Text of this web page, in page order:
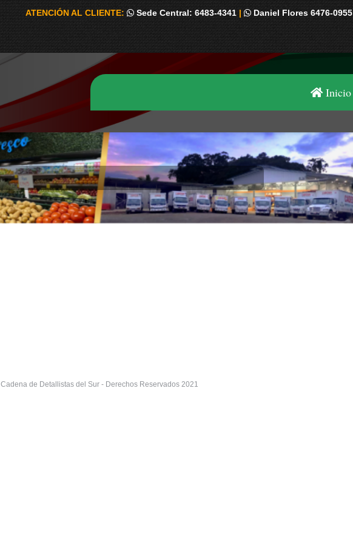
ATENCIÓN AL CLIENTE: Sede Central: 6483-4341 | Daniel Flores 6476-0955
Inicio
Estás aquí:
Cadena de Detallistas del Sur - Derechos Reservados 2021